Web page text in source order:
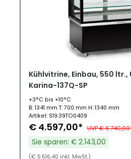
Kühlvitrine, Einbau, 550
Karina-137Q-SP
+3°C bis +10°C
B: 1341 mm T: 700 mm H: 1340 mm
Artikel: S19.39TO0409
€ 4.597,00* UVP €
Sie sparen: € 2.143,00
(€ 5.516,40 inkl. MwSt.)